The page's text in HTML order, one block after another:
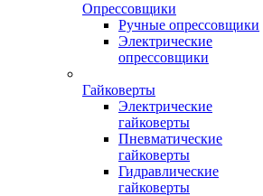
Опрессовщики
Ручные опрессовщики
Электрические
опрессовщики
Гайковерты
Электрические
гайковерты
Пневматические
гайковерты
Гидравлические
гайковерты